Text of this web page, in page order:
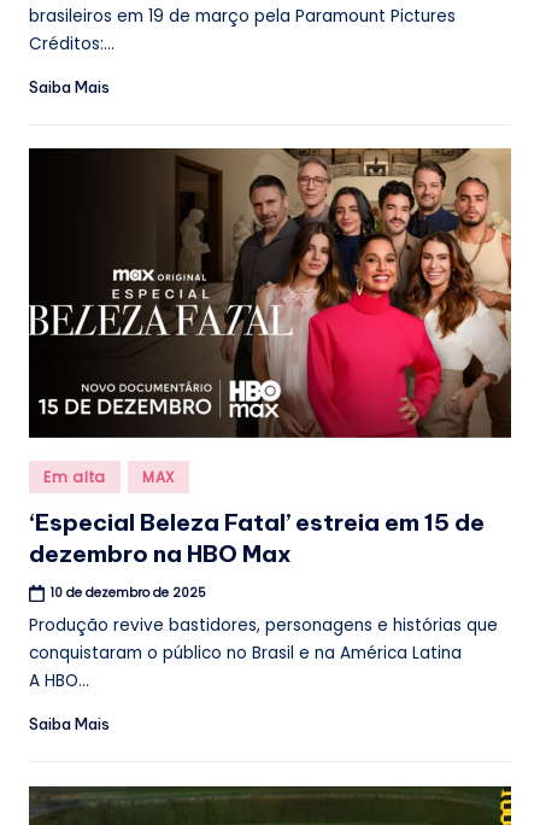
brasileiros em 19 de março pela Paramount Pictures
Créditos:...
Saiba Mais
Posted
in
Em alta MAX
‘Especial Beleza Fatal’ estreia em 15 de
dezembro na HBO Max
10 de dezembro de 2025
Produção revive bastidores, personagens e histórias que
conquistaram o público no Brasil e na América Latina
A HBO...
Saiba Mais